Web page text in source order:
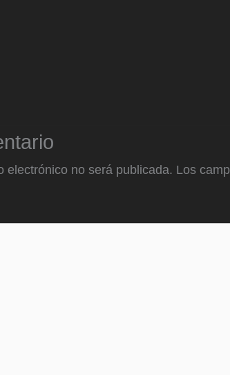
electrónico no será publicada. Los